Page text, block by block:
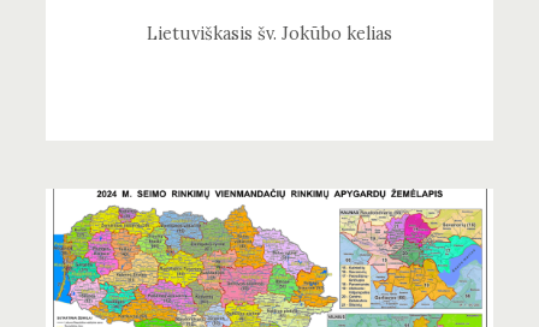
Lietuviškasis šv. Jokūbo kelias